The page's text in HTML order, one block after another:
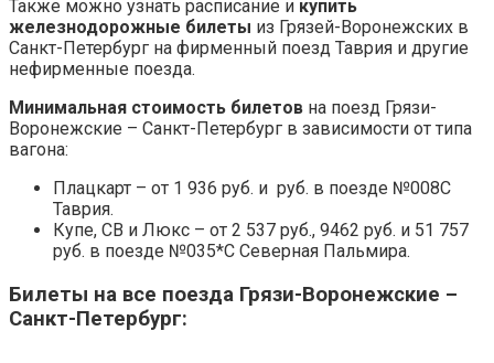
Также можно узнать расписание и купить
железнодорожные билеты из Грязей-Воронежских в
Санкт-Петербург на фирменный поезд Таврия и другие
нефирменные поезда.
Минимальная стоимость билетов на поезд Грязи-
Воронежские – Санкт-Петербург в зависимости от типа
вагона:
Плацкарт – от 1 936 руб. и руб. в поезде №008С
Таврия.
Купе, СВ и Люкс – от 2 537 руб., 9462 руб. и 51 757
руб. в поезде №035*С Северная Пальмира.
Билеты на все поезда Грязи-Воронежские –
Санкт-Петербург: